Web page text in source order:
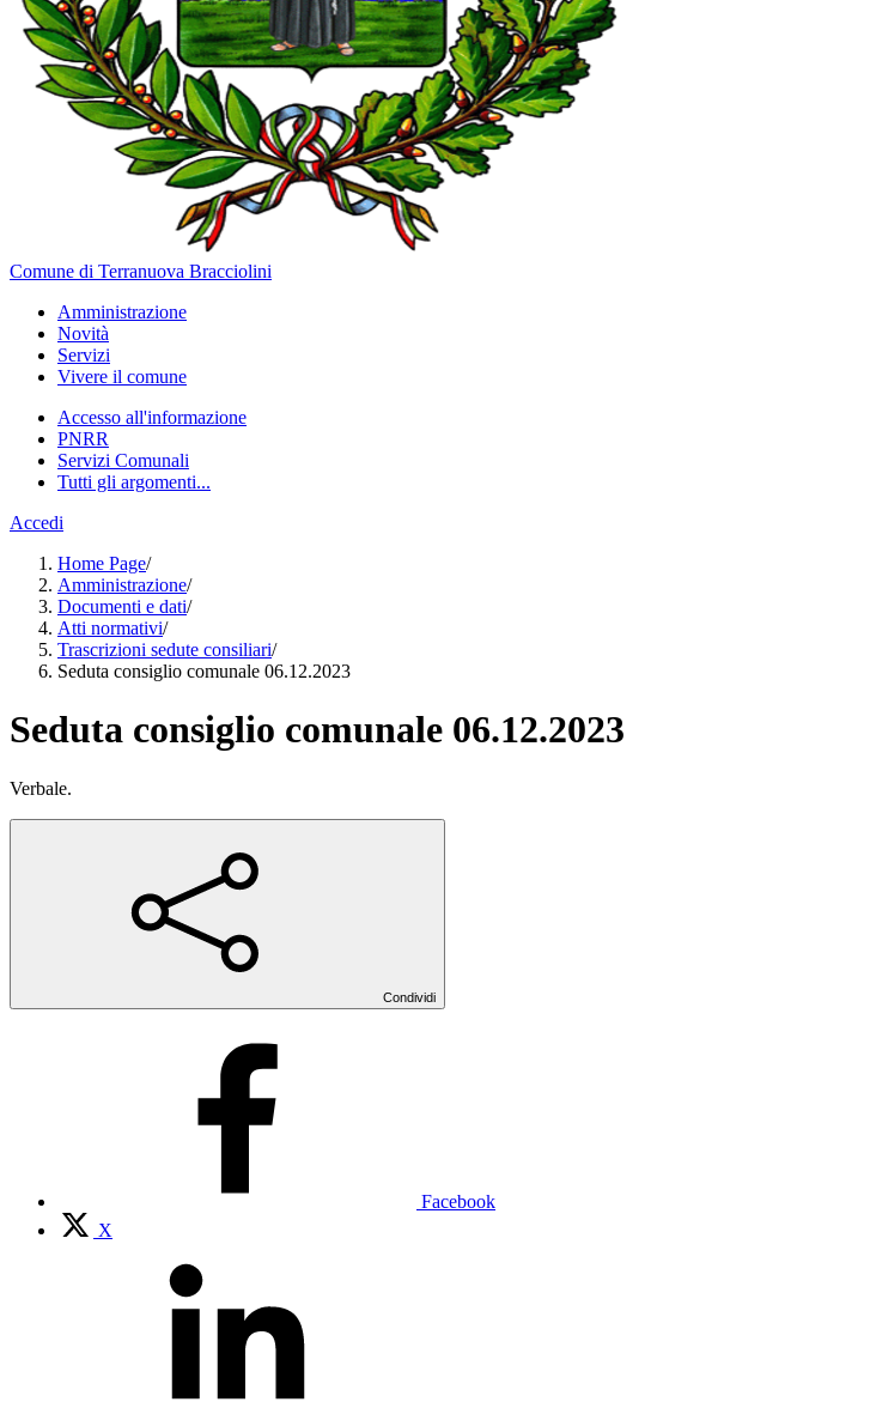
Comune di Terranuova Bracciolini
Amministrazione
Novità
Servizi
Vivere il comune
Accesso all'informazione
PNRR
Servizi Comunali
Tutti gli argomenti...
Accedi
Home Page/
Amministrazione/
Documenti e dati/
Atti normativi/
Trascrizioni sedute consiliari/
Seduta consiglio comunale 06.12.2023
Seduta consiglio comunale 06.12.2023
Verbale.
Condividi
Facebook
X